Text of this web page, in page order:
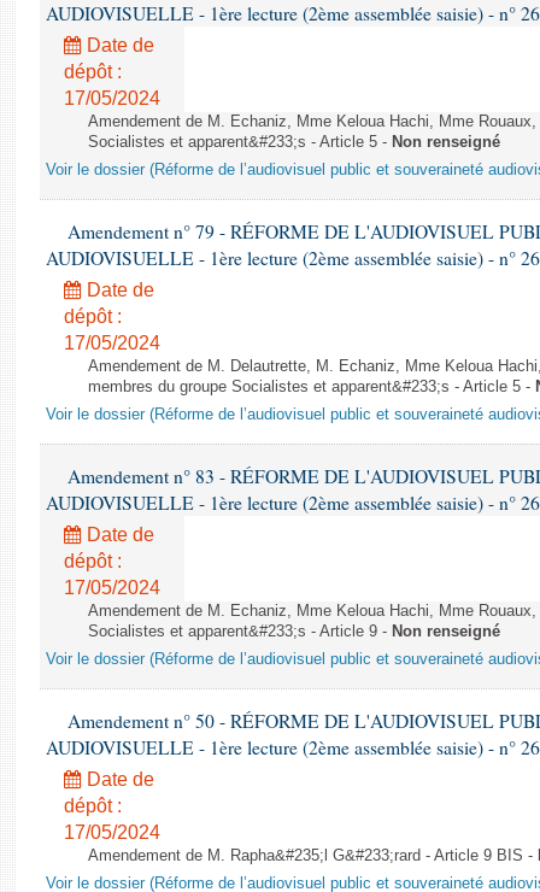
Dossiers législatifs
Budget et sécurité sociale
Questions écrites et orales
Comptes rendus des débats
AUDIOVISUELLE - 1ère lecture (2ème assemblée saisie) - n°
Date de
dépôt :
17/05/2024
Amendement de M. Echaniz, Mme Keloua Hachi, Mme
Socialistes et apparent&#233;s - Article 5 - Non renseigné
Voir le dossier (Réforme de l’audiovisuel public et souveraineté
Amendement n° 79 - RÉFORME DE L'AUDIOVISUEL
AUDIOVISUELLE - 1ère lecture (2ème assemblée saisie) - n°
Date de
dépôt :
17/05/2024
Amendement de M. Delautrette, M. Echaniz, Mme Keloua
membres du groupe Socialistes et apparent&#233;s - Article 5 -
Voir le dossier (Réforme de l’audiovisuel public et souveraineté
Amendement n° 83 - RÉFORME DE L'AUDIOVISUEL
AUDIOVISUELLE - 1ère lecture (2ème assemblée saisie) - n°
Date de
dépôt :
17/05/2024
Amendement de M. Echaniz, Mme Keloua Hachi, Mme
Socialistes et apparent&#233;s - Article 9 - Non renseigné
Voir le dossier (Réforme de l’audiovisuel public et souveraineté
Amendement n° 50 - RÉFORME DE L'AUDIOVISUEL
AUDIOVISUELLE - 1ère lecture (2ème assemblée saisie) - n°
Date de
dépôt :
17/05/2024
Amendement de M. Rapha&#235;l G&#233;rard - Article 9 BIS -
Voir le dossier (Réforme de l’audiovisuel public et souveraineté